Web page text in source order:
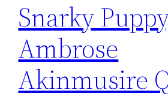
Snarky
Ambrose
Akinmusire